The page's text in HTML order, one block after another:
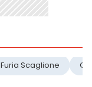
Furia Scaglione